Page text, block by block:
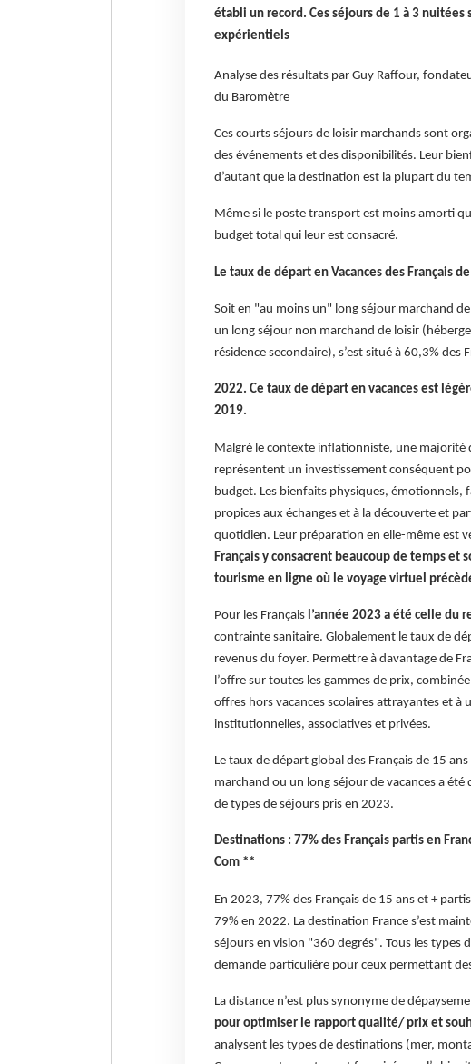
établi un record. Ces séjours de 1 à 3
expérientiels
Analyse des résultats par Guy Raffour,
du Baromètre
Ces courts séjours de loisir marchands sont
des événements et des disponibilités. Leur
d’autant que la destination est la plupart du
Même si le poste transport est moins amorti
budget total qui leur est consacré.
Le taux de départ en Vacances des Français
Soit en "au moins un" long séjour marchand
un long séjour non marchand de loisir
résidence secondaire), s’est situé à 60,3% des
2022. Ce taux de départ en vacances est
2019.
Malgré le contexte inflationniste, une majorité
représentent un investissement conséquent
budget. Les bienfaits physiques, émotionnels,
propices aux échanges et à la découverte et
quotidien. Leur préparation en elle-même est
Français y consacrent beaucoup de temps et
tourisme en ligne où le voyage virtuel
Pour les Français l’année 2023 a été celle du
contrainte sanitaire. Globalement le taux de
revenus du foyer. Permettre à davantage de
l’offre sur toutes les gammes de prix,
offres hors vacances scolaires attrayantes et à
institutionnelles, associatives et privées.
Le taux de départ global des Français de 15
marchand ou un long séjour de vacances a
de types de séjours pris en 2023.
Destinations : 77% des Français partis en
Com **
En 2023, 77% des Français de 15 ans et +
79% en 2022. La destination France s’est
séjours en vision "360 degrés". Tous les types
demande particulière pour ceux permettant
La distance n’est plus synonyme de
pour optimiser le rapport qualité/ prix et
analysent les types de destinations (mer,